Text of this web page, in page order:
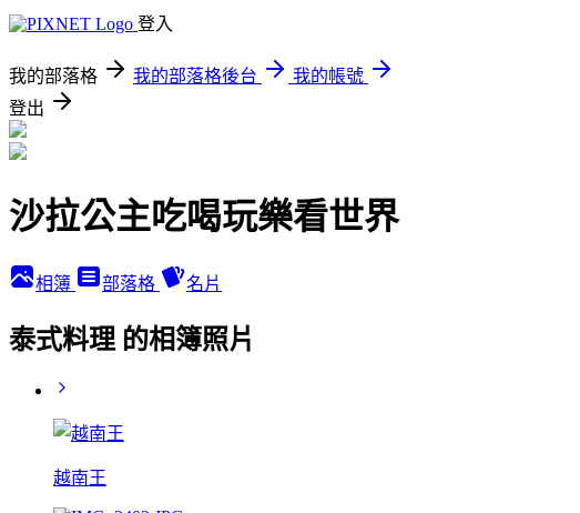
登入
我的部落格 我的部落格後台
我的帳號
登出
沙拉公主吃喝玩樂看世界
相簿 部落格 名片
泰式料理 的相簿照片
越南王